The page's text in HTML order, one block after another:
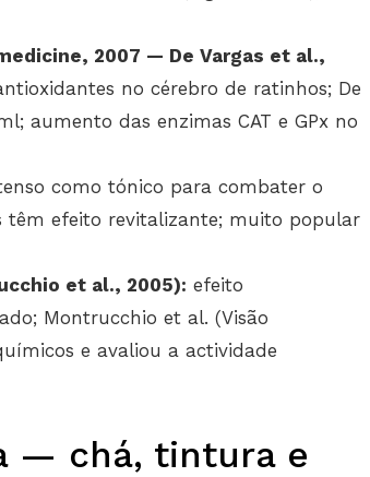
2007 — De Vargas et al.,
no cérebro de ratinhos; De
aumento das enzimas CAT e GPx no
como tónico para combater o
têm efeito revitalizante; muito popular
et al., 2005): efeito
Montrucchio et al. (Visão
e avaliou a actividade
— chá, tintura e